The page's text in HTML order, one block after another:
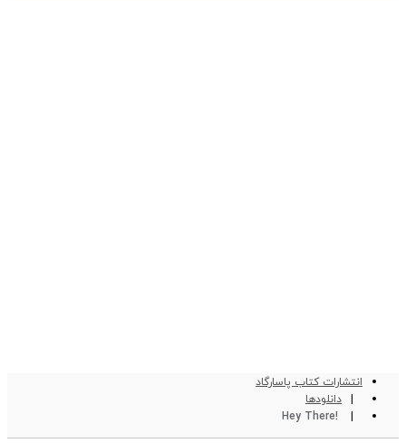
انتشارات کتاب پاسارگاد
دانلودها
!Hey There